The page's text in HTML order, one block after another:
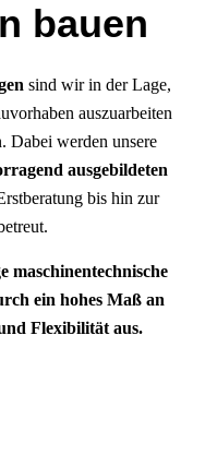
bauen
sind wir in der Lage,
auszuarbeiten
Dabei werden unsere
ausgebildeten
bis hin zur
maschinentechnische
ein hohes Maß an
Flexibilität aus.